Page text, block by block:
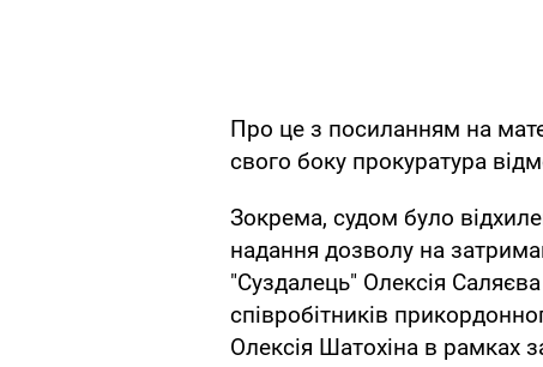
Про це з посиланням на
свого боку прокуратура
Зокрема, судом було
надання дозволу на
"Суздалець" Олексія
співробітників
Олексія Шатохіна в рамках